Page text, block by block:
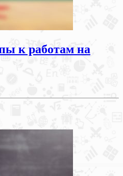
к работам на